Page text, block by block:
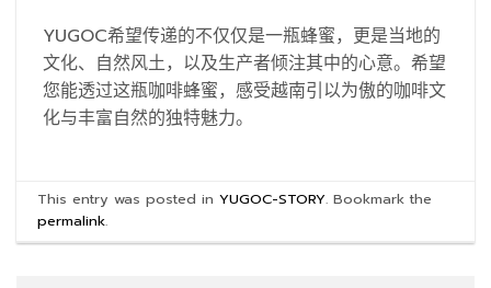
YUGOC希望传递的不仅仅是一瓶蜂蜜，更是当地的
文化、自然风土，以及生产者倾注其中的心意。希望
您能透过这瓶咖啡蜂蜜，感受越南引以为傲的咖啡文
化与丰富自然的独特魅力。
This entry was posted inYUGOC-STORY. Bookmark the
permalink.